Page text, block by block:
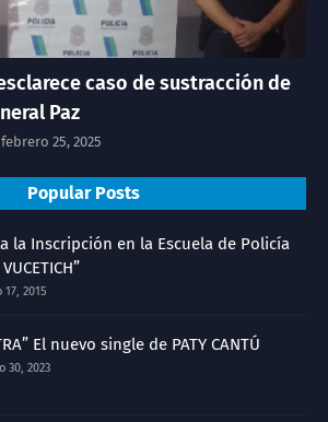
caso de sustracción de
Paz
febrero 25, 2025
Popular Posts
la Inscripción en la Escuela de Policía
17, 2015
El nuevo single de PATY CANTÚ
30, 2023